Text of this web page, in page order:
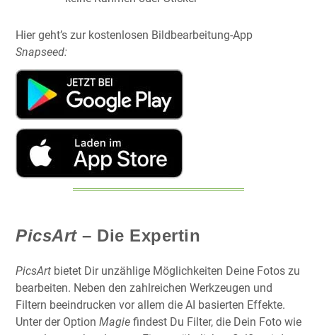
Hier geht’s zur kostenlosen Bildbearbeitung-App
Snapseed:
PicsArt– Die Expertin
PicsArt bietet Dir unzählige Möglichkeiten Deine Fotos zu
bearbeiten. Neben den zahlreichen Werkzeugen und
Filtern beeindrucken vor allem die AI basierten Effekte.
Unter der Option Magie findest Du Filter, die Dein Foto wie